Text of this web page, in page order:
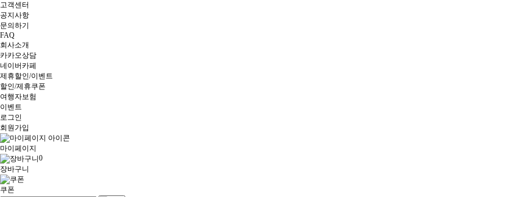
고객센터
공지사항
문의하기
FAQ
회사소개
카카오상담
네이버카페
제휴할인/이벤트
할인/제휴쿠폰
여행자보험
이벤트
로그인
회원가입
마이페이지
0
장바구니
쿠폰